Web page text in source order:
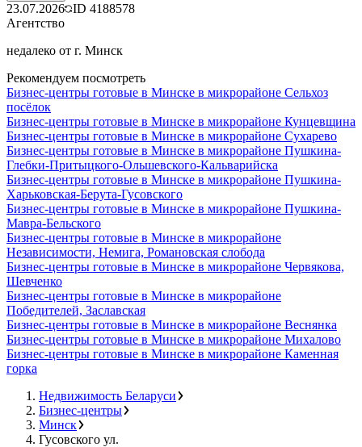
23.07.2026 ID 4188578
Агентство
недалеко от г. Минск
Рекомендуем посмотреть
Бизнес-центры готовые в Минске в микрорайоне Сельхоз
посёлок
Бизнес-центры готовые в Минске в микрорайоне Кунцевщина
Бизнес-центры готовые в Минске в микрорайоне Сухарево
Бизнес-центры готовые в Минске в микрорайоне Пушкина-
Глебки-Притыцкого-Ольшевского-Кальварийска
Бизнес-центры готовые в Минске в микрорайоне Пушкина-
Харьковская-Берута-Гусовского
Бизнес-центры готовые в Минске в микрорайоне Пушкина-
Мавра-Бельского
Бизнес-центры готовые в Минске в микрорайоне
Независимости, Немига, Романовская слобода
Бизнес-центры готовые в Минске в микрорайоне Червякова,
Шевченко
Бизнес-центры готовые в Минске в микрорайоне
Победителей, Заславская
Бизнес-центры готовые в Минске в микрорайоне Веснянка
Бизнес-центры готовые в Минске в микрорайоне Михалово
Бизнес-центры готовые в Минске в микрорайоне Каменная
горка
Недвижимость Беларуси
Бизнес-центры
Минск
Гусовского ул.